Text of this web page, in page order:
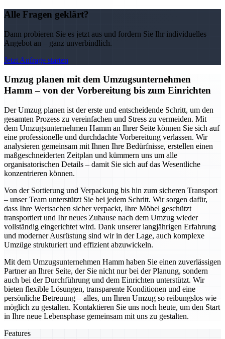
Alle Fragen geklärt?
Dann probieren Sie es jetzt aus und fordern Sie Ihr individuelles
Angebot an – ganz unverbindlich.
Jetzt Anfrage starten
Umzug planen mit dem Umzugsunternehmen
Hamm – von der Vorbereitung bis zum Einrichten
Der Umzug planen ist der erste und entscheidende Schritt, um den
gesamten Prozess zu vereinfachen und Stress zu vermeiden. Mit
dem Umzugsunternehmen Hamm an Ihrer Seite können Sie sich auf
eine professionelle und durchdachte Vorbereitung verlassen. Wir
analysieren gemeinsam mit Ihnen Ihre Bedürfnisse, erstellen einen
maßgeschneiderten Zeitplan und kümmern uns um alle
organisatorischen Details – damit Sie sich auf das Wesentliche
konzentrieren können.
Von der Sortierung und Verpackung bis hin zum sicheren Transport
– unser Team unterstützt Sie bei jedem Schritt. Wir sorgen dafür,
dass Ihre Wertsachen sicher verpackt, Ihre Möbel geschützt
transportiert und Ihr neues Zuhause nach dem Umzug wieder
vollständig eingerichtet wird. Dank unserer langjährigen Erfahrung
und moderner Ausrüstung sind wir in der Lage, auch komplexe
Umzüge strukturiert und effizient abzuwickeln.
Mit dem Umzugsunternehmen Hamm haben Sie einen zuverlässigen
Partner an Ihrer Seite, der Sie nicht nur bei der Planung, sondern
auch bei der Durchführung und dem Einrichten unterstützt. Wir
bieten flexible Lösungen, transparente Konditionen und eine
persönliche Betreuung – alles, um Ihren Umzug so reibungslos wie
möglich zu gestalten. Kontaktieren Sie uns noch heute, um den Start
in Ihre neue Lebensphase gemeinsam mit uns zu gestalten.
Features